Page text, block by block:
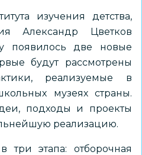
изучения детства,
Александр Цветков
появилось две новые
будут рассмотрены
реализуемые в
музеях страны.
подходы и проекты
реализацию.
три этапа: отборочная